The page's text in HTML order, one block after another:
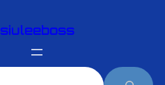
siuleeboss